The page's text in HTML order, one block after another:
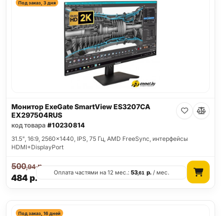
Под заказ, 3 дня
Монитор ExeGate SmartView ES3207CA
EX297504RUS
код товара #10230814
31.5", 16:9, 2560x1440, IPS, 75 Гц, AMD FreeSync, интерфейсы
HDMI+DisplayPort
484р.
500,94р.
Оплата частями на 12 мес.:53,61 р./ мес.
Под заказ, 16 дней